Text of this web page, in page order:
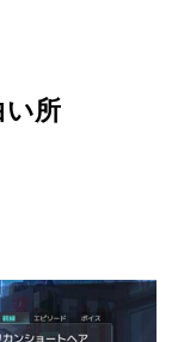
い所